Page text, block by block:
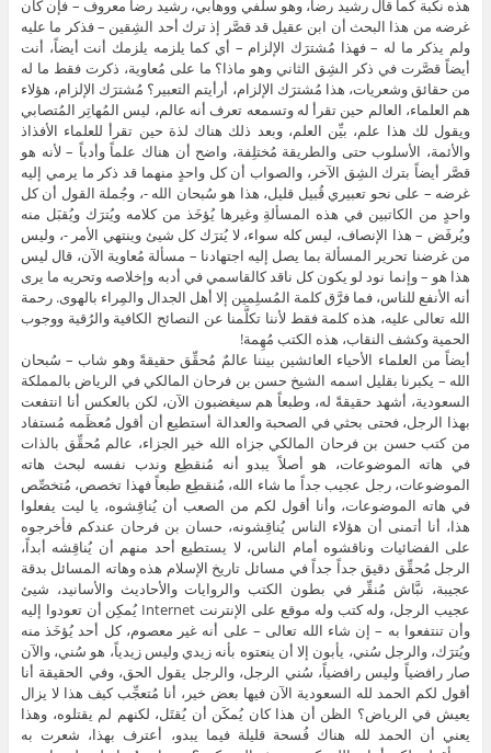
هذه نكبة كما قال رشيد رضا، وهو سلفي ووهابي، رشيد رضا معروف – فإن كان
غرضه من هذا البحث أن ابن عقيل قد قصَّر إذ ترك أحد الشِقين – فذكر ما عليه
ولم يذكر ما له – فهذا مُشترَك الإلزام – أي كما يلزمه يلزمك أنت أيضاً، أنت
أيضاً قصَّرت في ذكر الشِق الثاني وهو ماذا؟ ما على مُعاوية، ذكرت فقط ما له
من حقائق وشعريات، هذا مُشترَك الإلزام، أرأيتم التعبير؟ مُشترَك الإلزام، هؤلاء
هم العلماء، العالم حين تقرأ له وتسمعه تعرف أنه عالم، ليس المُهاتِر المُتصابي
ويقول لك هذا علم، بيِّن العلم، وبعد ذلك هناك لذة حين تقرأ للعلماء الأفذاذ
والأئمة، الأسلوب حتى والطريقة مُختلِفة، واضح أن هناك علماً وأدباً – لأنه هو
قصَّر أيضاً بترك الشِق الآخر، والصواب أن كل واحدٍ منهما قد ذكر ما يرمي إليه
غرضه – على نحو تعبيري قُبيل قليل، هذا هو سُبحان الله -، وجُملة القول أن كل
واحدٍ من الكاتبين في هذه المسألةِ وغيرها يُؤخَذ من كلامه ويُترَك ويُقبَل منه
ويُرفَض – هذا الإنصاف، ليس كله سواء، لا يُترَك كل شيئ وينتهي الأمر -، وليس
من غرضنا تحرير المسألة بما يصل إليه اجتهادنا – مسألة مُعاوية الآن، قال ليس
هذا هو – وإنما نود لو يكون كل ناقد كالقاسمي في أدبه وإخلاصه وتحريه ما يرى
أنه الأنفع للناس، فما فرَّق كلمة المُسلِمين إلا أهل الجدال والمِراء بالهوى. رحمة
الله تعالى عليه، هذه كلمة فقط لأننا تكلَّمنا عن النصائح الكافية والرُقية ووجوب
الحمية وكشف النقاب، هذه الكتب مُهِمة!
أيضاً من العلماء الأحياء العائشين بيننا عالمٌ مُحقِّق حقيقةً وهو شاب – سُبحان
الله – يكبرنا بقليل اسمه الشيخ حسن بن فرحان المالكي في الرياض بالمملكة
السعودية، أشهد حقيقةً له، وطبعاً هم سيغضبون الآن، لكن بالعكس أنا انتفعت
بهذا الرجل، فحتى بحثي في الصحبة والعدالة أستطيع أن أقول مُعظَمه مُستفاد
من كتب حسن بن فرحان المالكي جزاه الله خير الجزاء، عالم مُحقِّق بالذات
في هاته الموضوعات، هو أصلاً يبدو أنه مُنقطِع وندب نفسه لبحث هاته
الموضوعات، رجل عجيب جداً ما شاء الله، مُنقطِع طبعاً فهذا تخصص، مُتخصِّص
في هاته الموضوعات، وأنا أقول لكم من الصعب أن يُناقِشوه، يا ليت يفعلوا
هذا، أنا أتمنى أن هؤلاء الناس يُناقِشونه، حسان بن فرحان عندكم فأخرجوه
على الفضائيات وناقشوه أمام الناس، لا يستطيع أحد منهم أن يُناقِشه أبداً،
الرجل مُحقِّق دقيق جداً جداً في مسائل تاريخ الإسلام هذه وهاته المسائل بدقة
عجيبة، نبَّاش مُنقِّر في بطون الكتب والروايات والأحاديث والأسانيد، شيئ
عجيب الرجل، وله كتب وله موقع على الإنترنت Internet يُمكِن أن تعودوا إليه
وأن تنتفعوا به – إن شاء الله تعالى – على أنه غير معصوم، كل أحد يُؤخَذ منه
ويُترَك، والرجل سُني، يأبون إلا أن ينعتوه بأنه زيدي وليس زيدياً، هو سُني، والآن
صار رافضياً وليس رافضياً، سُني الرجل، والرجل يقول الحق، وفي الحقيقة أنا
أقول لكم الحمد لله السعودية الآن فيها بعض خير، أنا مُتعجِّب كيف هذا لا يزال
يعيش في الرياض؟ الظن أن هذا كان يُمكَن أن يُقتَل، لكنهم لم يقتلوه، وهذا
يعني أن الحمد لله هناك فُسحة قليلة فيما يبدو، أعترف بهذا، شعرت به